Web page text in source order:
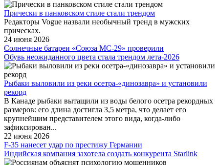
Прически в панковском стиле стали трендом
Редакторы Vogue назвали необычный тренд в мужских
прическах.
24 июня 2026
Солнечные батареи «Союза МС-29» проверили
Обувь неожиданного цвета стала трендом лета-2026
Рыбаки выловили из реки осетра-«динозавра» и установили
рекорд
В Канаде рыбаки вытащили из воды белого осетра рекордных
размеров: его длина достигла 3,5 метра, что делает его
крупнейшим представителем этого вида, когда-либо
зафиксирован...
22 июня 2026
F-35 нанесет удар по престижу Германии
Индийская компания захотела создать конкурента Starlink